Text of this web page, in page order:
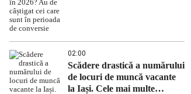
02:00
Scădere drastică a numărului
de locuri de muncă vacante
la Iași. Cele mai multe